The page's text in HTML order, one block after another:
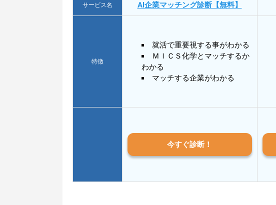
サービス名 AI企業マッチング診断【無料】
特徴
就活で重要視する事がわかる
ＭＩＣＳ化学とマッチするか
わかる
マッチする企業がわかる
今すぐ診断！